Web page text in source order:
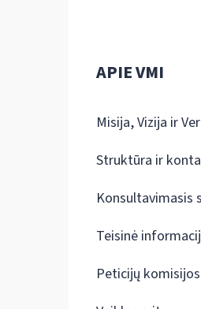
APIE VMI
Misija, Vizija ir
Struktūra ir
Konsultavimasis
Teisinė
Peticijų